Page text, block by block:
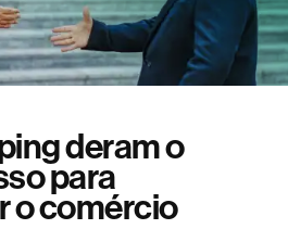
deram o
para
o comércio